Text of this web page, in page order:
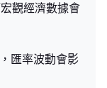
觀經濟數據會
匯率波動會影